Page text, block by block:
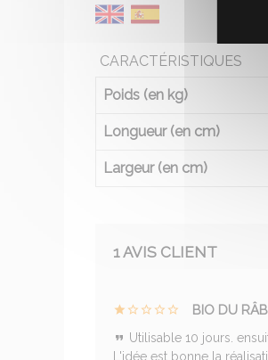
CARACTÉRISTIQUES
Poids (en kg)
Longueur (en cm)
Largeur (en cm)
1 AVIS CLIENT
BIO DU
Utilisable 10 jours.
L'idée est bonne la